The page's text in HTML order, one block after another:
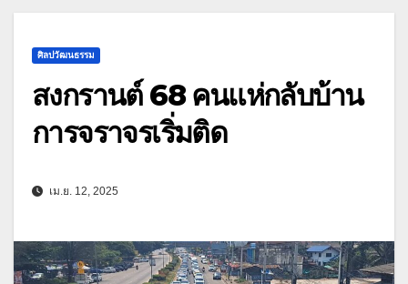
ศิลปวัฒนธรรม
สงกรานต์ 68 คนแห่กลับบ้าน
การจราจรเริ่มติด
เม.ย. 12, 2025